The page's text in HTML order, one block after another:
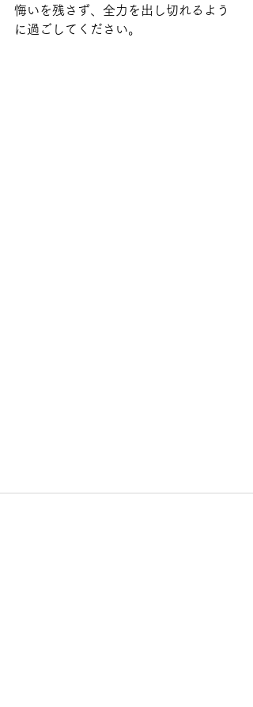
悔いを残さず、全力を出し切れるよう
に過ごしてください。